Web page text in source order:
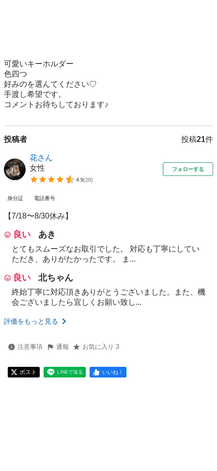
可愛いキーホルダー
色四つ
好みのを選んてください♡
手渡し希望です。
コメントお待ちしております♪
投稿者 投稿21件
花さん
女性
4.9(28)
フォローする
身分証 電話番号
【7/18〜8/30休み】
良い あき
とてもスムーズなお取引でした。 対応も丁寧にしてい
ただき、ありがたかったです。 ま...
良い 北ちゃん
終始丁寧に対応頂きありがとうございました。また、機
会ございましたら宜しくお願い致し...
評価をもっと見る
注意事項 通報 お気に入り 3
ポスト LINEで送る いいね！